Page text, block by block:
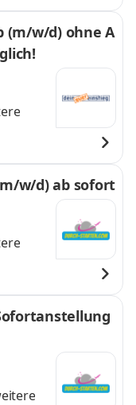
w/d) ohne A
w/d) ab sofort